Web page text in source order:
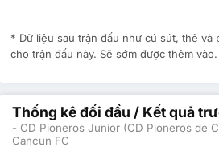
* Dữ liệu sau trận đấu như cú sút, thẻ và
cho trận đấu này. Sẽ sớm được thêm vào.
Thống kê đối đầu / Kết quả
- CD Pioneros Junior (CD Pioneros de
Cancun FC